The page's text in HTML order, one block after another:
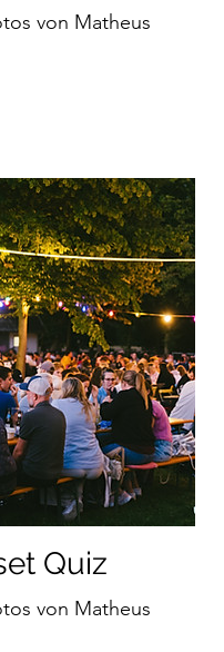
von Matheus
Quiz
von Matheus